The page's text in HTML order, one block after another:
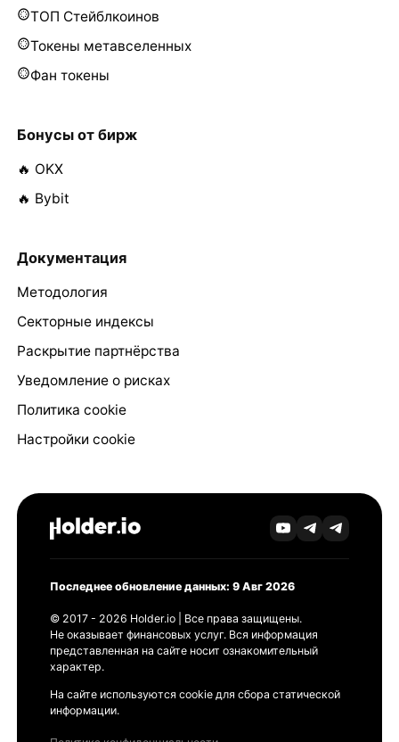
ТОП Стейблкоинов
Токены метавселенных
Фан токены
Бонусы от бирж
🔥 OKX
🔥 Bybit
Документация
Методология
Секторные индексы
Раскрытие партнёрства
Уведомление о рисках
Политика cookie
Настройки cookie
Последнее обновление данных: 9 Авг 2026
© 2017 - 2026 Holder.io | Все права защищены.
Не оказывает финансовых услуг. Вся информация
представленная на сайте носит ознакомительный
характер.
На сайте используются cookie для сбора статической
информации.